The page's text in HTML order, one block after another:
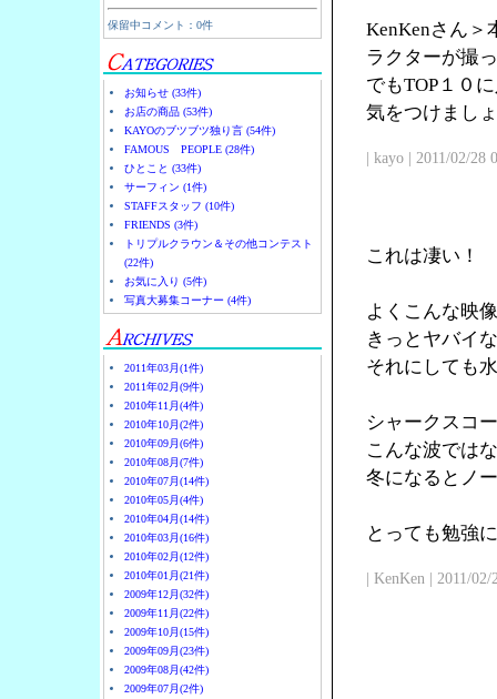
保留中コメント：0件
お知らせ (33件)
お店の商品 (53件)
KAYOのブツブツ独り言 (54件)
FAMOUS PEOPLE (28件)
ひとこと (33件)
サーフィン (1件)
STAFFスタッフ (10件)
FRIENDS (3件)
トリプルクラウン＆その他コンテスト
(22件)
お気に入り (5件)
写真大募集コーナー (4件)
2011年03月(1件)
2011年02月(9件)
2010年11月(4件)
2010年10月(2件)
2010年09月(6件)
2010年08月(7件)
2010年07月(14件)
2010年05月(4件)
2010年04月(14件)
2010年03月(16件)
2010年02月(12件)
2010年01月(21件)
2009年12月(32件)
2009年11月(22件)
2009年10月(15件)
2009年09月(23件)
2009年08月(42件)
2009年07月(2件)
KenKenさん＞
ラクターが撮
でもTOP１０
気をつけまし
| kayo | 2011/02/28
これは凄い！
よくこんな映
きっとヤバイ
それにしても
シャークスコ
こんな波では
冬になるとノ
とっても勉強
| KenKen | 2011/